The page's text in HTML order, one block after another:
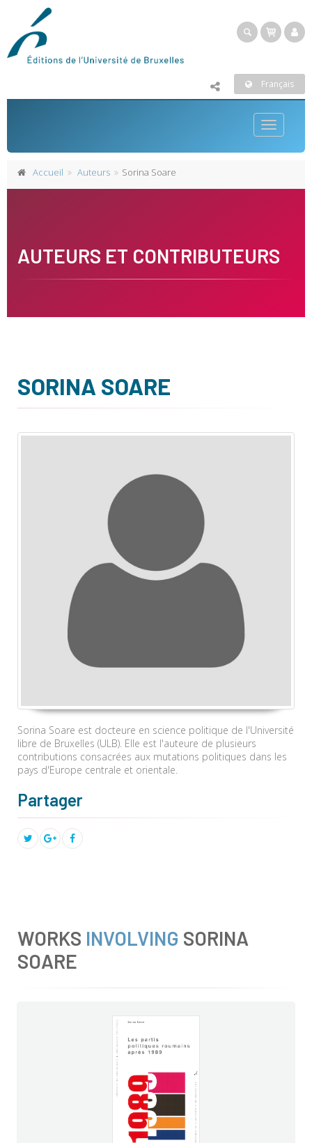
Français
Toggle
Accueil Auteurs Sorina Soare
AUTEURS ET CONTRIBUTEURS
SORINA SOARE
Sorina Soare est docteure en science politique de l'Université
libre de Bruxelles (ULB). Elle est l'auteure de plusieurs
contributions consacrées aux mutations politiques dans les
pays d'Europe centrale et orientale.
Partager
WORKS INVOLVING SORINA
SOARE